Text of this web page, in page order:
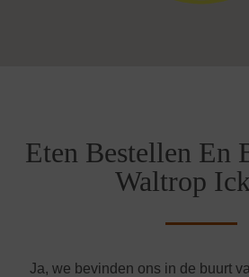
Eten Bestellen En
Waltrop
Ja, we bevinden ons in de buurt